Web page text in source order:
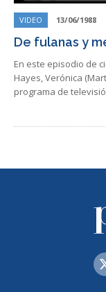
VIDEO 13/06/1988
De fulanas y
En este episodio de
Hayes, Verónica
programa de